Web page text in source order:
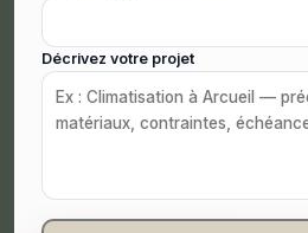
Décrivez votre projet